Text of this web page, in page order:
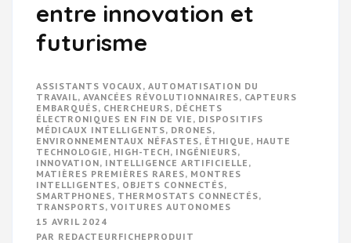
entre innovation et
futurisme
ASSISTANTS VOCAUX , AUTOMATISATION DU
TRAVAIL, AVANCÉES RÉVOLUTIONNAIRES, CAPTEURS
EMBARQUÉS, CHERCHEURS, DÉCHETS
ÉLECTRONIQUES EN FIN DE VIE , DISPOSITIFS
MÉDICAUX INTELLIGENTS, DRONES,
ENVIRONNEMENTAUX NÉFASTES, ÉTHIQUE , HAUTE
TECHNOLOGIE , HIGH-TECH, INGÉNIEURS,
INNOVATION, INTELLIGENCE ARTIFICIELLE ,
MATIÈRES PREMIÈRES RARES, MONTRES
INTELLIGENTES, OBJETS CONNECTÉS,
SMARTPHONES, THERMOSTATS CONNECTÉS,
TRANSPORTS, VOITURES AUTONOMES
15 AVRIL 2024
PAR REDACTEURFICHEPRODUIT